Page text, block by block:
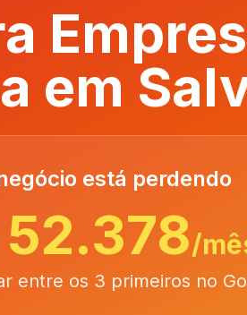
em
está perdendo
52.378/
entre os 3 primeiros no